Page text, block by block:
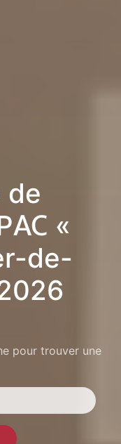
de
«
de-
pour trouver une